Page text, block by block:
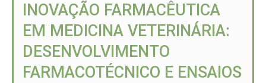
INOVAÇÃO FARMACÊUTICA
EM MEDICINA VETERINÁRIA:
DESENVOLVIMENTO
FARMACOTÉCNICO E ENSAIOS